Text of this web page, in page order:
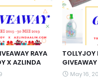
RAYA
X AZLINDA
TOLLYJOY
GIVEAWAY
May 16,